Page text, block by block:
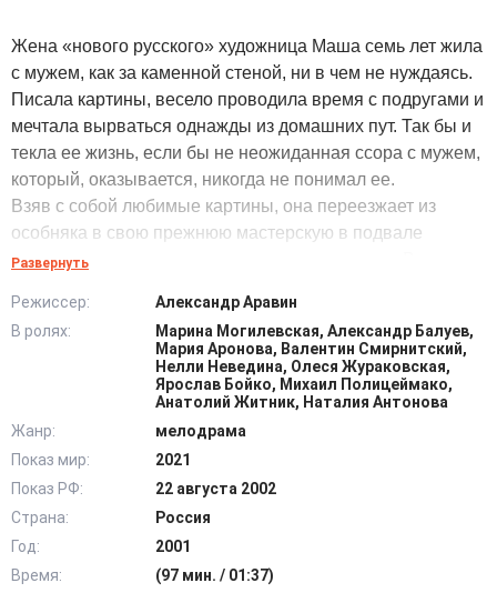
Жена «нового русского» художница Маша семь лет жила
с мужем, как за каменной стеной, ни в чем не нуждаясь.
Писала картины, весело проводила время с подругами и
мечтала вырваться однажды из домашних пут. Так бы и
текла ее жизнь, если бы не неожиданная ссора с мужем,
который, оказывается, никогда не понимал ее.
Взяв с собой любимые картины, она переезжает из
особняка в свою прежнюю мастерскую в подвале
многоэтажки и начинает строить жизнь заново. В этом же
дамском магазине, и актриса Виолетта. Однако выжить
без мужа оказывается намного сложнее, чем Маше
казалось поначалу... @Filmix.fan
Развернуть
Режиссер:
Александр Аравин
В ролях:
Марина Могилевская, Александр Балуев,
Мария Аронова, Валентин Смирнитский,
Нелли Неведина, Олеся Жураковская,
Ярослав Бойко, Михаил Полицеймако,
Анатолий Житник, Наталия Антонова
Жанр:
мелодрама
Показ мир:
2021
Показ РФ:
22 августа 2002
Страна:
Россия
Год:
2001
Время:
(97 мин. / 01:37)